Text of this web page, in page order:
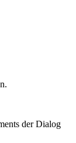
der Dialog